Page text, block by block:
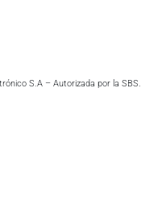
S.A – Autorizada por la SBS.